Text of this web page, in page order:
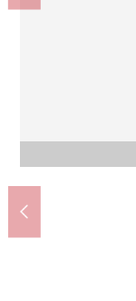
东叶
伊
JR中央